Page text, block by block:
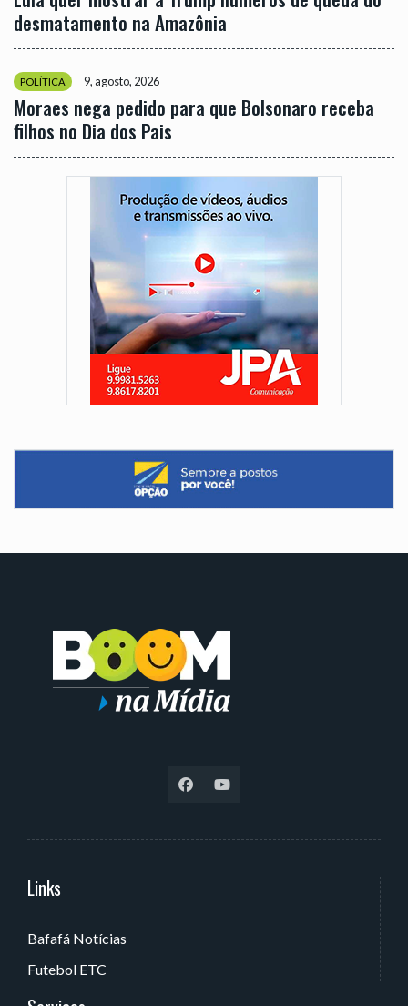
desmatamento na Amazônia
POLÍTICA 9, agosto, 2026
Moraes nega pedido para que Bolsonaro receba
filhos no Dia dos Pais
Links
Bafafá Notícias
Futebol ETC
Serviços